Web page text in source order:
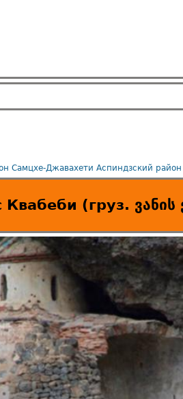
Самцхе-Джавахети Аспиндзский район
Квабеби (груз. ვანის